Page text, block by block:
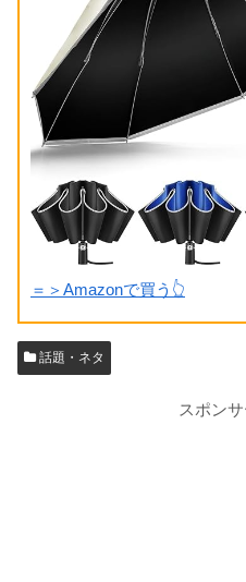
＝＞Amazonで買う👆
話題・ネタ
スポン